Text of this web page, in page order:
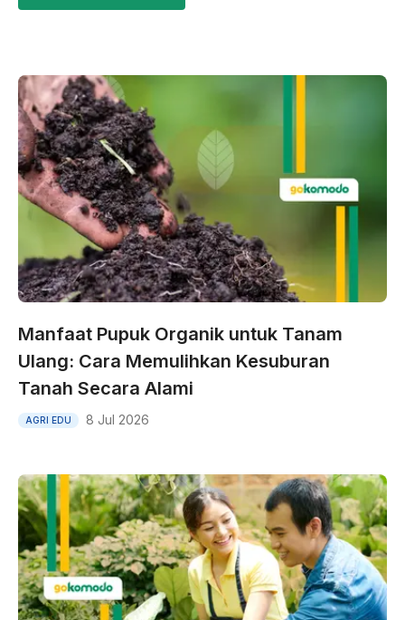
Manfaat Pupuk Organik untuk Tanam
Ulang: Cara Memulihkan Kesuburan
Tanah Secara Alami
AGRI EDU 8 Jul 2026